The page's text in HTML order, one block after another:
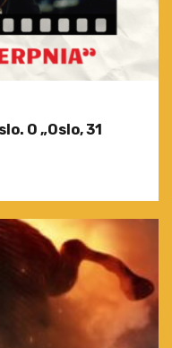
O „Oslo, 31